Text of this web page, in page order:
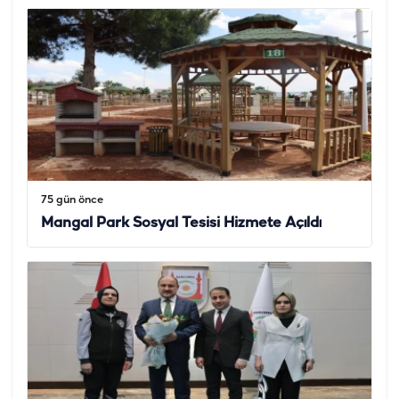
75 gün önce
Mangal Park Sosyal Tesisi Hizmete Açıldı